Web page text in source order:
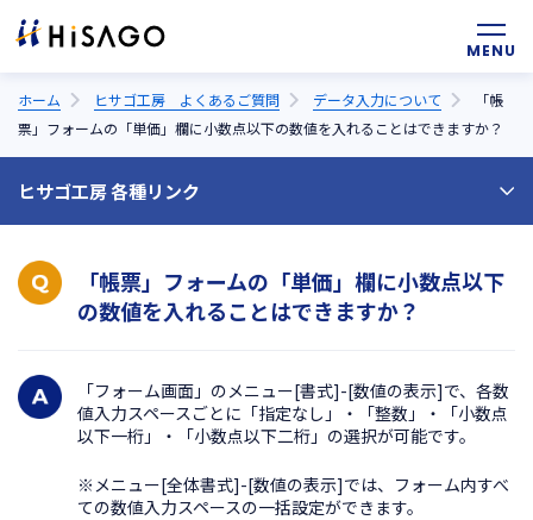
ホーム ヒサゴ工房 よくあるご質問 データ入力について
「帳
票」フォームの「単価」欄に小数点以下の数値を入れることはできますか？
ヒサゴ工房 各種リンク
ヒサゴ工房トップ よくあるご質問
お問い合わせ
「帳票」フォームの「単価」欄に小数点以下
の数値を入れることはできますか？
「フォーム画面」のメニュー[書式]-[数値の表示]で、各数
値入力スペースごとに「指定なし」・「整数」・「小数点
以下一桁」・「小数点以下二桁」の選択が可能です。
※メニュー[全体書式]-[数値の表示]では、フォーム内すべ
ての数値入力スペースの一括設定ができます。